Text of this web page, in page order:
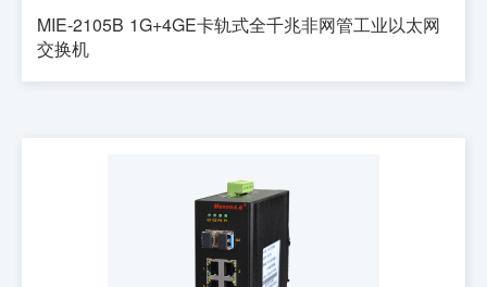
MIE-2105B 1G+4GE卡轨式全千兆非网管工业以太网
交换机